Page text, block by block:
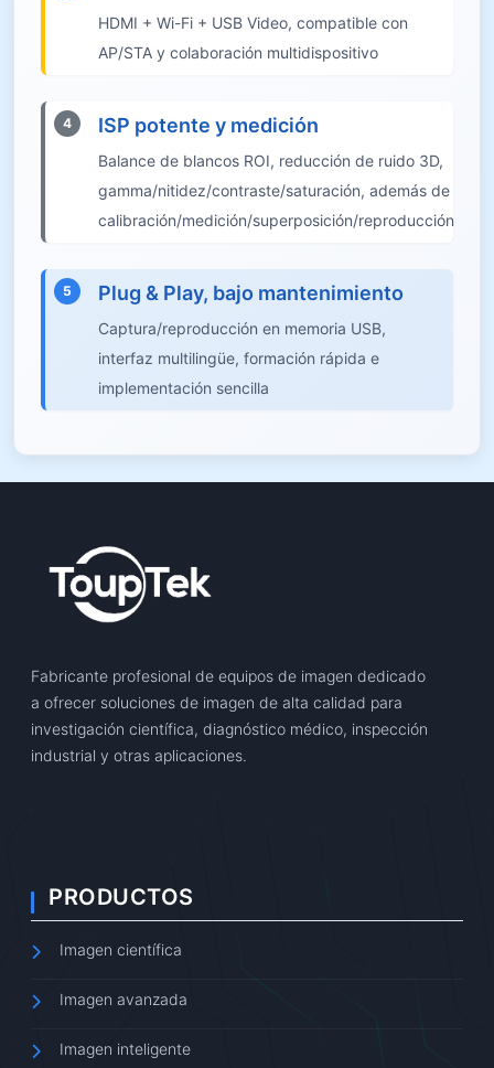
HDMI + Wi-Fi + USB Video, compatible con
AP/STA y colaboración multidispositivo
4 ISP potente y medición
Balance de blancos ROI, reducción de ruido 3D,
gamma/nitidez/contraste/saturación, además de
calibración/medición/superposición/reproducción
5 Plug & Play, bajo mantenimiento
Captura/reproducción en memoria USB,
interfaz multilingüe, formación rápida e
implementación sencilla
Fabricante profesional de equipos de imagen dedicado
a ofrecer soluciones de imagen de alta calidad para
investigación científica, diagnóstico médico, inspección
industrial y otras aplicaciones.
PRODUCTOS
Imagen científica
Imagen avanzada
Imagen inteligente